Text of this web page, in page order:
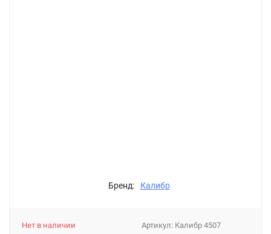
Бренд: Калибр
Артикул: Калибр 4507
Нет в наличии